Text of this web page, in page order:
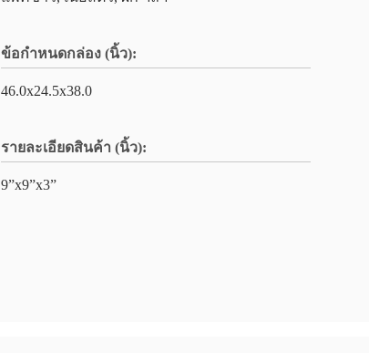
ข้อกำหนดกล่อง (นิ้ว):
46.0x24.5x38.0
รายละเอียดสินค้า (นิ้ว):
9”x9”x3”